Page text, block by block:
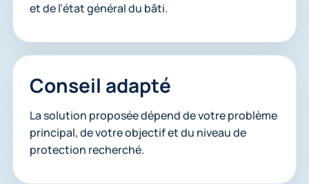
et de l’état général du bâti.
Conseil adapté
La solution proposée dépend de votre problème
principal, de votre objectif et du niveau de
protection recherché.